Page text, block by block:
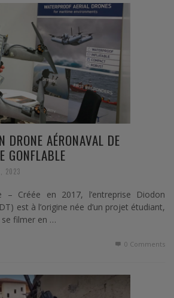
AÉRONAVAL DE
GONFLABLE
2023
– Créée en 2017, l’entreprise Diodon
est à l’origine née d’un projet étudiant,
se filmer en …
0 Comments